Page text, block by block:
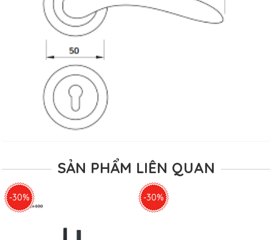
SẢN PHẨM LIÊN QUAN
-30% -30%